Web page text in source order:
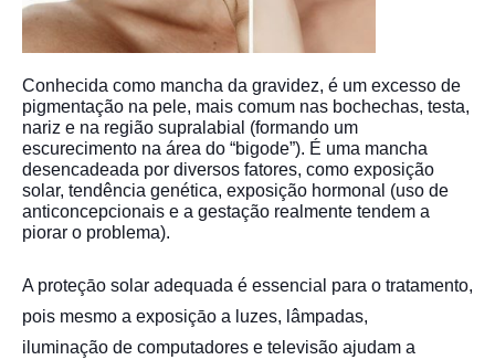
Conhecida como mancha da gravidez, é um excesso de
pigmentação na pele, mais comum nas bochechas, testa,
nariz e na região supralabial (formando um
escurecimento na área do “bigode”). É uma mancha
desencadeada por diversos fatores, como exposição
solar, tendência genética, exposição hormonal (uso de
anticoncepcionais e a gestação realmente tendem a
piorar o problema).
A proteçāo solar adequada é essencial para o tratamento,
pois mesmo a exposiçāo a luzes, lâmpadas,
i luminação de computadores e televisão ajudam a